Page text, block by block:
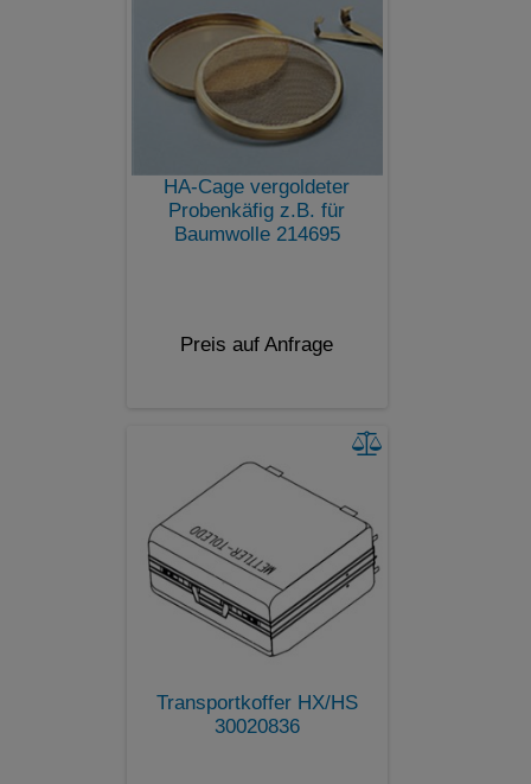
HA-Cage vergoldeter
Probenkäfig z.B. für
Baumwolle 214695
Preis auf Anfrage
Transportkoffer HX/HS
30020836